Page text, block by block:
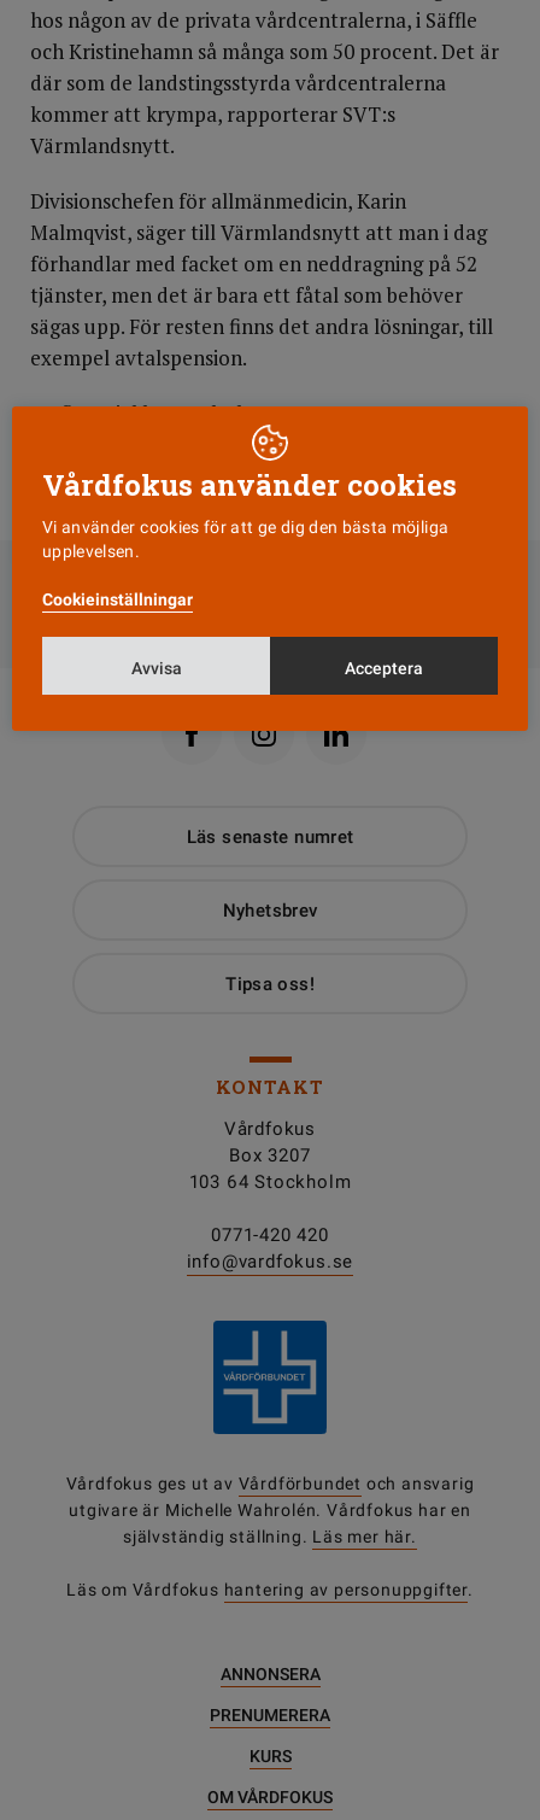
hos någon av de privata vårdcentralerna, i Säffle
och Kristinehamn så många som 50 procent. Det är
där som de landstingsstyrda vårdcentralerna
kommer att krympa, rapporterar SVT:s
Värmlandsnytt.
Divisionschefen för allmänmedicin, Karin
Malmqvist, säger till Värmlandsnytt att man i dag
förhandlar med facket om en neddragning på 52
tjänster, men det är bara ett fåtal som behöver
sägas upp. För resten finns det andra lösningar, till
exempel avtalspension.
De flesta jobb som ska bort är
underskötersketjänster, bara ett fåtal gäller
sjukskötersketjänster.
Till Vårdfokus startsida
Läs senaste numret
Nyhetsbrev
Tipsa oss!
KONTAKT
Vårdfokus
Box 3207
103 64 Stockholm
0771-420 420
info@vardfokus.se
Vårdfokus ges ut av Vårdförbundet och ansvarig
utgivare är Michelle Wahrolén. Vårdfokus har en
självständig ställning. Läs mer här.
Läs om Vårdfokus hantering av personuppgifter.
ANNONSERA
PRENUMERERA
KURS
OM VÅRDFOKUS
Vårdfokus använder cookies
Vi använder cookies för att ge dig den bästa möjliga
upplevelsen.
Cookieinställningar
Avvisa Acceptera